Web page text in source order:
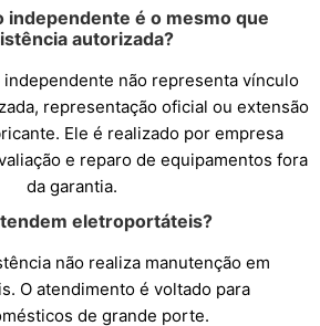
independente é o mesmo que
autorizada?
independente não representa vínculo
representação oficial ou extensão
Ele é realizado por empresa
e reparo de equipamentos fora
da garantia.
eletroportáteis?
não realiza manutenção em
O atendimento é voltado para
de grande porte.